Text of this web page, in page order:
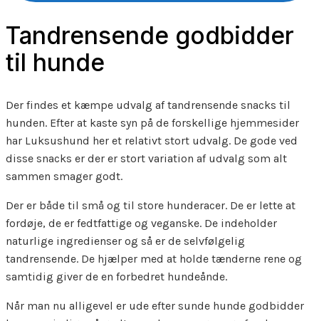
Tandrensende godbidder
til hunde
Der findes et kæmpe udvalg af tandrensende snacks til
hunden. Efter at kaste syn på de forskellige hjemmesider
har Luksushund her et relativt stort udvalg. De gode ved
disse snacks er der er stort variation af udvalg som alt
sammen smager godt.
Der er både til små og til store hunderacer. De er lette at
fordøje, de er fedtfattige og veganske. De indeholder
naturlige ingredienser og så er de selvfølgelig
tandrensende. De hjælper med at holde tænderne rene og
samtidig giver de en forbedret hundeånde.
Når man nu alligevel er ude efter sunde hunde godbidder